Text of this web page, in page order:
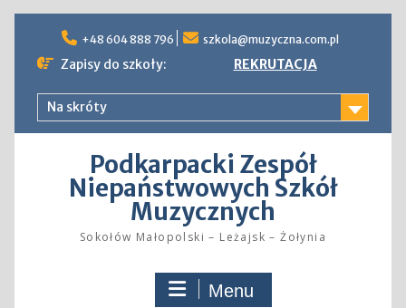
content
+48 604 888 796 szkola@muzyczna.com.pl
Zapisy do szkoły: REKRUTACJA
Na skróty
Podkarpacki Zespół
Niepaństwowych Szkół
Muzycznych
Sokołów Małopolski – Leżajsk – Żołynia
Menu